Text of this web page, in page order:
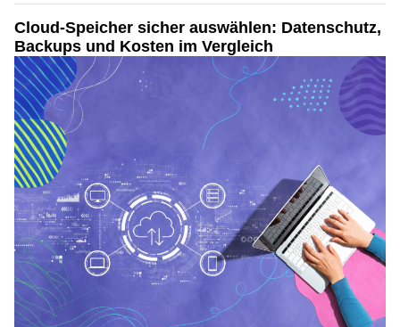
Cloud-Speicher sicher auswählen: Datenschutz,
Backups und Kosten im Vergleich